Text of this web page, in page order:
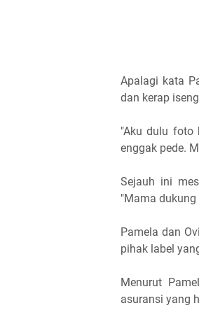
Apalagi kata
dan kerap
"Aku dulu foto
enggak pede.
Sejauh ini
"Mama
Pamela dan
pihak label
Menurut
asuransi yang